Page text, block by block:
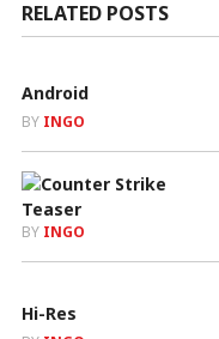
RELATED POSTS
Android
BY INGO
BY INGO
Hi-Res